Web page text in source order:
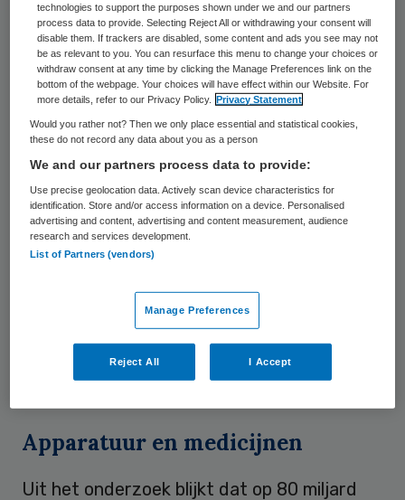
De fabrikanten van medische apparatuur en
hulpmiddelen behalen in absolute zin de
hoogste winst in de zorgsector.
Farmaceuten en financiële dienstverleners
halen echter de hoogste winstpercentages.
Dat stelt bureau Gupta Strategist op basis
van eigen onderzoek.
Gupta Strategists analyseerde
deelsectoren van de zorg, inclusief die van
toeleveranciers zoals ICT-bedrijven,
farmaceutische bedrijven en financiële
dienstverleners.
Apparatuur en medicijnen
Uit het onderzoek blijkt dat op 80 miljard
technologies to support the purposes shown under we and our partners
process data to provide. Selecting Reject All or withdrawing your consent will
disable them. If trackers are disabled, some content and ads you see may not
be as relevant to you. You can resurface this menu to change your choices or
withdraw consent at any time by clicking the Manage Preferences link on the
bottom of the webpage. Your choices will have effect within our Website. For
more details, refer to our Privacy Policy.
Privacy Statement
Would you rather not? Then we only place essential and statistical cookies,
these do not record any data about you as a person
We and our partners process data to provide:
Use precise geolocation data. Actively scan device characteristics for
identification. Store and/or access information on a device. Personalised
advertising and content, advertising and content measurement, audience
research and services development.
List of Partners (vendors)
Manage Preferences
Reject All I Accept